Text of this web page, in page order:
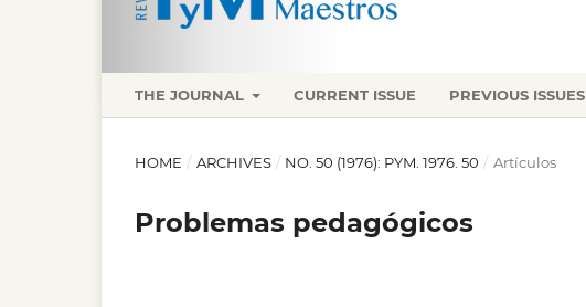
THE JOURNAL CURRENT ISSUE PREVIOUS ISSUES
HOME / ARCHIVES / NO. 50 (1976): PYM. 1976. 50 / Artículos
Problemas pedagógicos